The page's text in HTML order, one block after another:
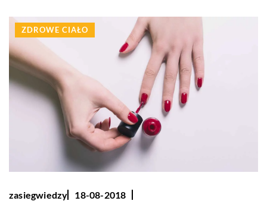
ZDROWE CIAŁO
zasiegwiedzy
18-08-2018